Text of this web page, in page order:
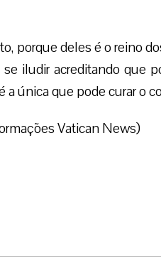
porque deles é o reino
iludir acreditando que
única que pode curar o
Vatican News)